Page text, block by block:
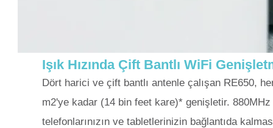
Işık Hızında Çift Bantlı WiFi
Dört harici ve çift bantlı antenle çalışan RE650,
m2'ye kadar (14 bin feet kare)* genişletir.
telefonlarınızın ve tabletlerinizin bağlantıda